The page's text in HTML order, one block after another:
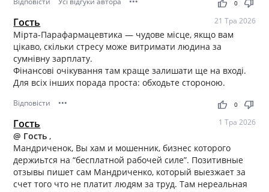
thumb_up thumb_down
0
Гость 21 Тра 2026
Мірта-Парафармацевтика — чудове місце, якщо вам
цікаво, скільки стресу може витримати людина за
сумнівну зарплату.
Фінансові очікування там краще залишати ще на вході.
Для всіх інших порада проста: обходьте стороною.
Відповісти ••• thumb_up thumb_down
0
Гость 1 Тра 2026
@ Гость,
Мандриченок, Вы хам и мошенник, бизнес которого
держиьтся на “бесплатной рабочей силе”. Позитивные
отзывы пишет сам Мандриченко, который выезжает за
счет того что не платит людям за труд. Там нереальная